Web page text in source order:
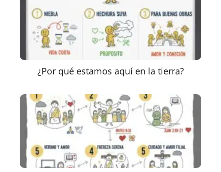
¿Por qué estamos aquí en la tierra?